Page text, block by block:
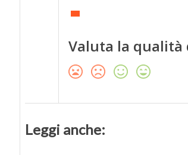
Valuta la qualità
Leggi anche: